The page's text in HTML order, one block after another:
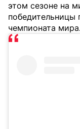
этом сезоне на
чемпионата